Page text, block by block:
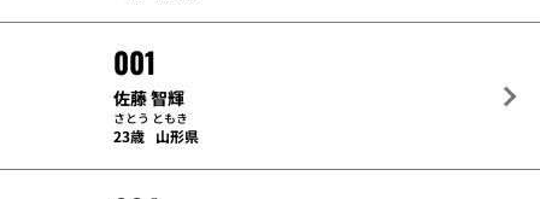
001
佐藤 智輝
さとう ともき
23歳 山形県